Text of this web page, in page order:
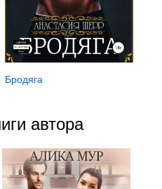
Бродяга
автора